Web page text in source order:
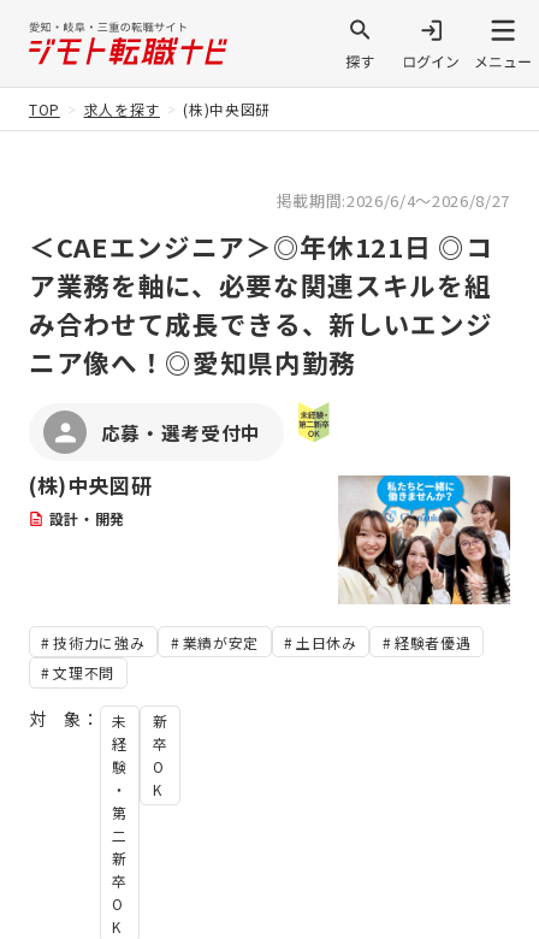
TOP 求人を探す (株)中央図研
掲載期間:2026/6/4～2026/8/27
＜CAEエンジニア＞◎年休121日 ◎コ
ア業務を軸に、必要な関連スキルを組
み合わせて成長できる、新しいエンジ
ニア像へ！◎愛知県内勤務
応募・選考受付中
(株)中央図研
設計・開発
技術力に強み 業績が安定 土日休み
経験者優遇
文理不問
対 象：
未
経
験
・
第
二
新
卒
O
K
新
卒
O
K